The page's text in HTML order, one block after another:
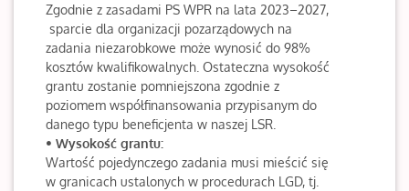
Zgodnie z zasadami PS WPR na lata 2023–2027,
sparcie dla organizacji pozarządowych na
zadania niezarobkowe może wynosić do 98%
kosztów kwalifikowalnych. Ostateczna wysokość
grantu zostanie pomniejszona zgodnie z
poziomem współfinansowania przypisanym do
danego typu beneficjenta w naszej LSR.
• Wysokość grantu:
Wartość pojedynczego zadania musi mieścić się
w granicach ustalonych w procedurach LGD, tj.